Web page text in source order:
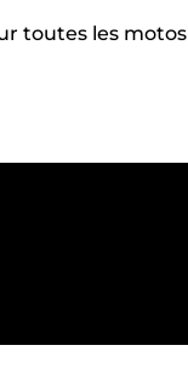
toutes les motos